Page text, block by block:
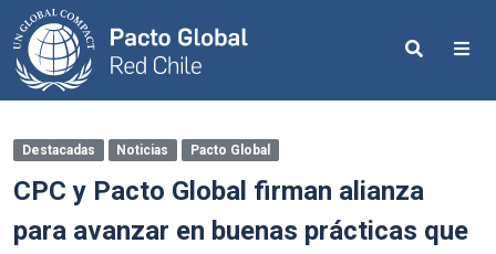
Search
Destacadas Noticias Pacto Global
CPC y Pacto Global firman alianza
para avanzar en buenas prácticas que